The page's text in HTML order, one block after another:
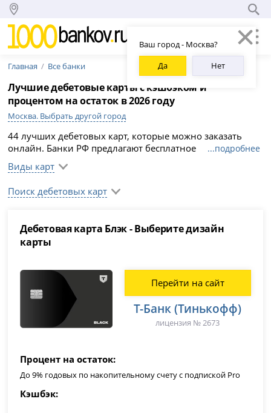
Ваш город - Москва?
Да
Нет
Главная Все банки
Лучшие дебетовые карты с кэшбэком и
процентом на остаток в 2026 году
Москва. Выбрать другой город
44 лучших дебетовых карт, которые можно заказать
онлайн. Банки РФ предлагают бесплатное
обслуживание и доставку банковских карт, кэшбэк до
10% и начисление процентов на остаток до 8%.
Сравните условия, подберите выгодный вариант и
сэкономьте время, заполнив анкету онлайн на
...подробнее
Виды карт
Поиск дебетовых карт
Дебетовая карта Блэк - Выберите дизайн
карты
Процент на остаток
До 9% годовых по накопительному счету с подпиской Pro
Кэшбэк
Перейти на сайт
Т-Банк (Тинькофф)
лицензия № 2673